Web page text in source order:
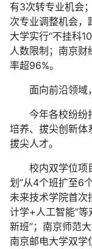
有3次转专业机会
次专业调整机会，
大学实行“不挂科
人数限制；南京财
率超96%。
面向前沿领域
今年各校纷纷打
培养、拔尖创新体
拔尖人才。
校内双学位项目
划”从4个班扩至6
未来技术学院首次
计学+人工智能”等
新班”；南京师范
南京邮电大学双学